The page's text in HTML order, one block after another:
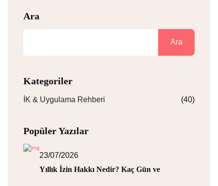
Ara
Ara
Kategoriler
İK & Uygulama Rehberi (40)
Popüler Yazılar
23/07/2026
Yıllık İzin Hakkı Nedir? Kaç Gün ve